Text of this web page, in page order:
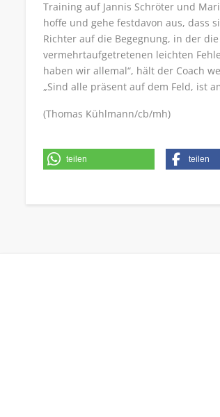
Training auf Jannis Schröter und
hoffe und gehe festdavon aus, dass
Richter auf die Begegnung, in der
vermehrtaufgetretenen leichten
haben wir allemal“, hält der Coach
„Sind alle präsent auf dem Feld, ist
(Thomas Kühlmann/cb/mh)
teilen teilen